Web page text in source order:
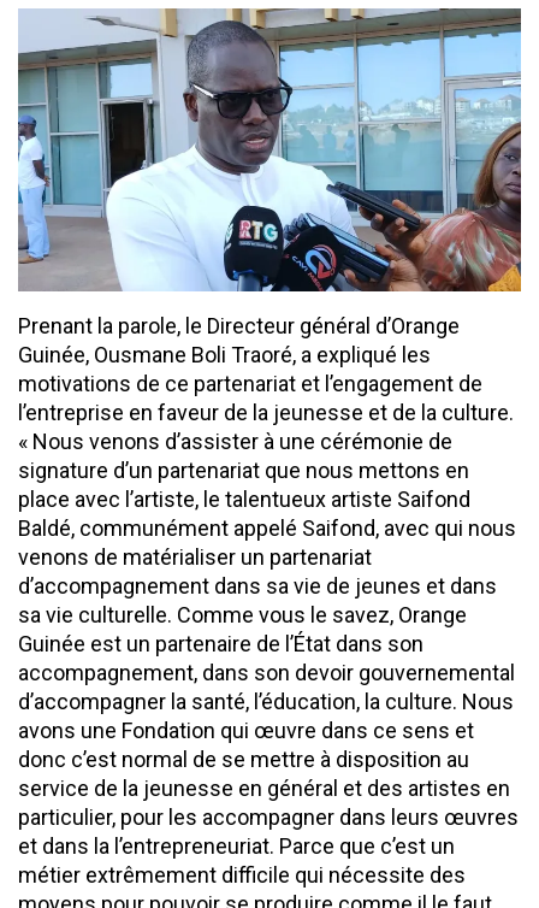
Prenant la parole, le Directeur général d’Orange
Guinée, Ousmane Boli Traoré, a expliqué les
motivations de ce partenariat et l’engagement de
l’entreprise en faveur de la jeunesse et de la culture.
« Nous venons d’assister à une cérémonie de
signature d’un partenariat que nous mettons en
place avec l’artiste, le talentueux artiste Saifond
Baldé, communément appelé Saifond, avec qui nous
venons de matérialiser un partenariat
d’accompagnement dans sa vie de jeunes et dans
sa vie culturelle. Comme vous le savez, Orange
Guinée est un partenaire de l’État dans son
accompagnement, dans son devoir gouvernemental
d’accompagner la santé, l’éducation, la culture. Nous
avons une Fondation qui œuvre dans ce sens et
donc c’est normal de se mettre à disposition au
service de la jeunesse en général et des artistes en
particulier, pour les accompagner dans leurs œuvres
et dans la l’entrepreneuriat. Parce que c’est un
métier extrêmement difficile qui nécessite des